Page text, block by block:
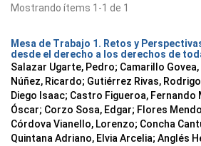
Mostrando ítems 1-1 de 1
Mesa de Trabajo 1. Retos y
desde el derecho a los derechos de
Salazar Ugarte, Pedro; Camarillo
Núñez, Ricardo; Gutiérrez Rivas, Rodrigo
Diego Isaac; Castro Figueroa, Fernando
Óscar; Corzo Sosa, Edgar; Flores
Córdova Vianello, Lorenzo; Concha
Quintana Adriano, Elvia Arcelia; Anglés